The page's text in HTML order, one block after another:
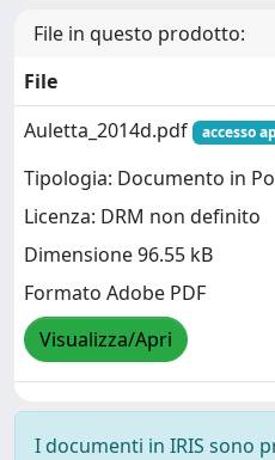
File in questo prodotto:
File
Auletta_2014d.pdf
accesso
Tipologia: Documento in
Licenza: DRM non definito
Dimensione 96.55 kB
Formato Adobe PDF
Visualizza/Apri
I documenti in IRIS sono